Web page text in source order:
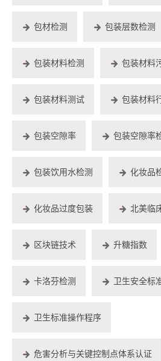
包材检测 包装层数检测
包装材料检测 包装材料
包装材料测试 包装材料
包装空隙率 包装空隙率
包装饮用水检测 化妆品
化妆品过度包装 北美临
区块链技术 升糖指数
卡洛芬检测 卫生安全标
卫生标准操作程序
危害分析与关键控制点体系认证